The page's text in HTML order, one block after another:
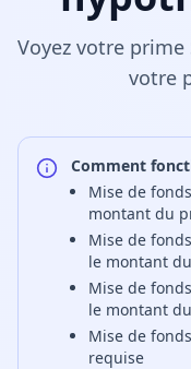
Voyez votre
votre
Comment
Mise de
montant du
Mise de
le montant
Mise de
le montant
Mise de
requise